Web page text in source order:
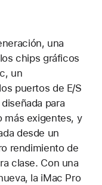
una
chips gráficos
un
puertos de E/S
para
más exigentes, y
desde un
rendimiento de
clase. Con una
la iMac Pro